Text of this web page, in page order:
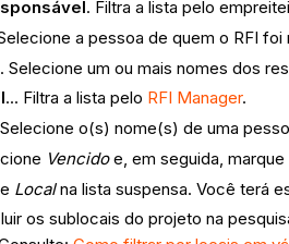
. Filtra a lista pelo
a pessoa de quem o RFI
. Selecione um ou mais nomes dos
... Filtra a lista pelo RFI Manager.
o(s) nome(s) de uma
Vencidoe, em seguida,
Localna lista suspensa. Você terá
os sublocais do projeto na